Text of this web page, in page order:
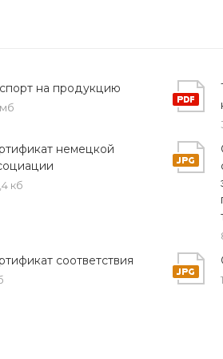
водоснабжения,
оборудования и
Надежная конструкция
на продукцию
немецкой
кб
соответствия